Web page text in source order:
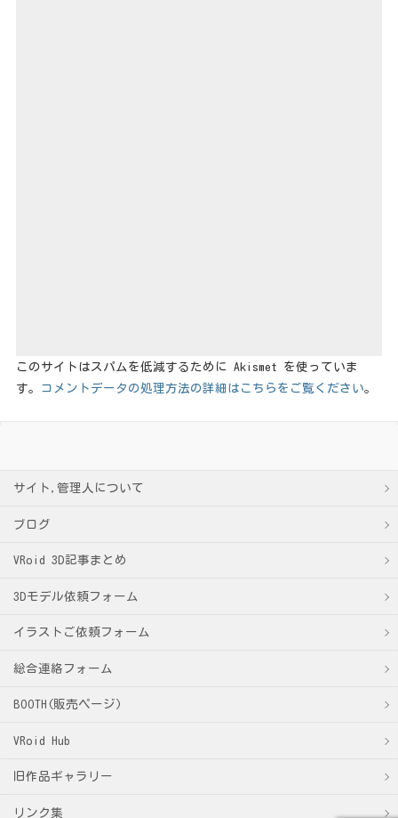
このサイトはスパムを低減するために Akismet を使っていま
す。 コメントデータの処理方法の詳細はこちらをご覧ください。
サイト,管理人について
ブログ
VRoid 3D記事まとめ
3Dモデル依頼フォーム
イラストご依頼フォーム
総合連絡フォーム
BOOTH(販売ページ)
VRoid Hub
旧作品ギャラリー
リンク集